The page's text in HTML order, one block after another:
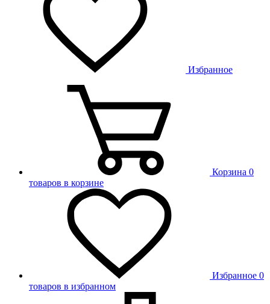
Избранное
Корзина 0
товаров в корзине
Избранное 0
товаров в избранном